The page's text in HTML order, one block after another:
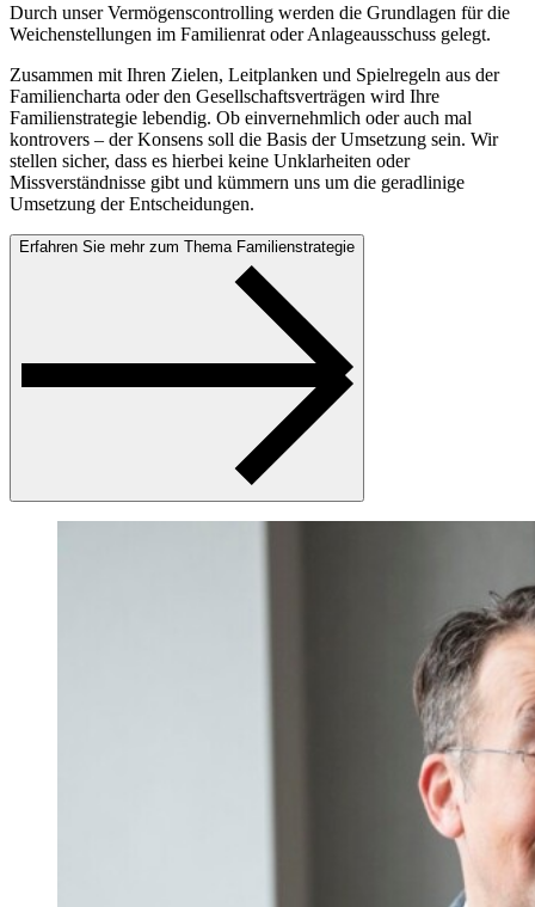
Durch unser Vermögenscontrolling werden die Grundlagen für die
Weichenstellungen im Familienrat oder Anlageausschuss gelegt.
Zusammen mit Ihren Zielen, Leitplanken und Spielregeln aus der
Familiencharta oder den Gesellschaftsverträgen wird Ihre
Familienstrategie lebendig. Ob einvernehmlich oder auch mal
kontrovers – der Konsens soll die Basis der Umsetzung sein. Wir
stellen sicher, dass es hierbei keine Unklarheiten oder
Missverständnisse gibt und kümmern uns um die geradlinige
Umsetzung der Entscheidungen.
Erfahren Sie mehr zum Thema Familienstrategie